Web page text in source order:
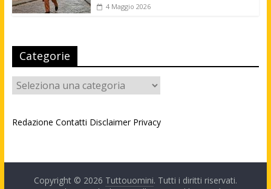
4 Maggio 2026
Categorie
Categorie
Redazione Contatti Disclaimer Privacy
Copyright © 2026 Tuttouomini. Tutti i diritti riservati.